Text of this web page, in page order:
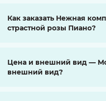
Как заказать Нежная
страстной розы Пиано?
Цена и внешний вид —
внешний вид?